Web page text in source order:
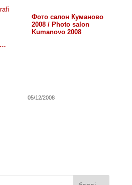
Фото салон Куманово
2008 / Photo salon
Kumanovo 2008
05/12/2008